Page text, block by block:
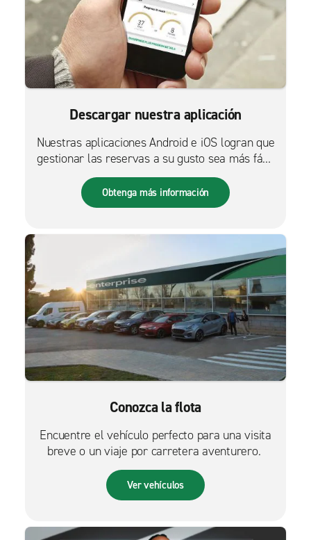
Descargar nuestra aplicación
Nuestras aplicaciones Android e iOS logran que
gestionar las reservas a su gusto sea más fácil
que nunca.
Obtenga más información
Conozca la flota
Encuentre el vehículo perfecto para una visita
breve o un viaje por carretera aventurero.
Ver vehículos